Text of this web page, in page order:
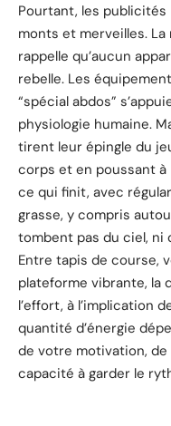
Pourtant, les
monts et merveilles.
rappelle qu’aucun
rebelle. Les
“spécial abdos”
physiologie humaine.
tirent leur épingle du
corps et en poussant à
ce qui finit, avec
grasse, y compris
tombent pas du ciel, ni
Entre tapis de course,
plateforme vibrante, la
l’effort, à l’implication
quantité d’énergie
de votre motivation,
capacité à garder le